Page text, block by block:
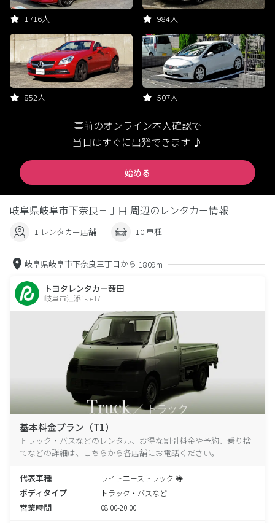
1716人 984人
852人 507人
事前のオンライン本人確認で
当日はすぐに出発できます ♪
始める
岐阜県岐阜市下奈良三丁目 周辺のレンタカー情報
1 レンタカー店舗 10 車種
岐阜県岐阜市下奈良三丁目から 1809m
トヨタレンタカー薮田
岐阜市江添1-5-17
基本料金プラン（T1）
トラック・バスなどのレンタル、お得な割引料金や予約、乗り捨
てなどの詳細は、こちらから各店舗にお電話ください。
代表車種 ライトエーストラック 等
ボディタイプ トラック・バスなど
営業時間 08:00-20:00